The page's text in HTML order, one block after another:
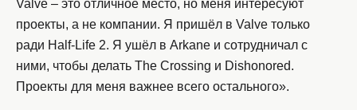
Valve – это отличное место, но меня интересуют
проекты, а не компании. Я пришёл в Valve только
ради Half-Life 2. Я ушёл в Arkane и сотрудничал с
ними, чтобы делать The Crossing и Dishonored.
Проекты для меня важнее всего остального».